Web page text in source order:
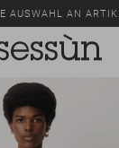
AUSWAHL AN